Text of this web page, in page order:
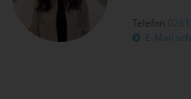
Telefon
E-Mail